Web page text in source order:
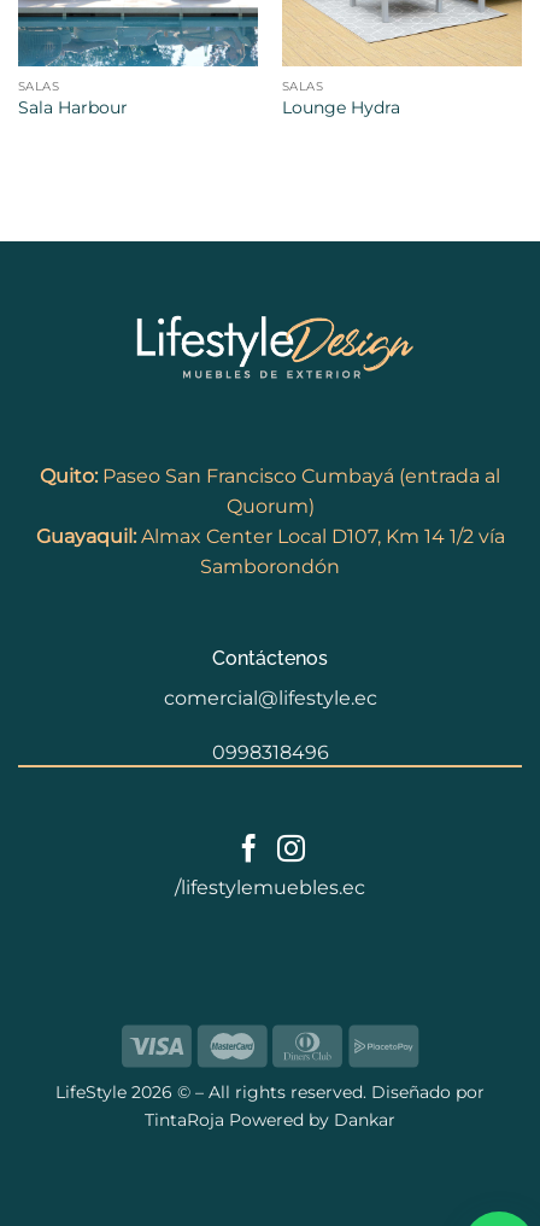
SALAS
Sala Harbour
SALAS
Lounge Hydra
Quito:Paseo San Francisco Cumbayá (entrada al
Quorum)
Guayaquil:Almax Center Local D107, Km 14 1/2 vía
Samborondón
Contáctenos
comercial@lifestyle.ec
0998318496
/lifestylemuebles.ec
LifeStyle 2026 © – All rights reserved. Diseñado por
TintaRoja Powered by Dankar